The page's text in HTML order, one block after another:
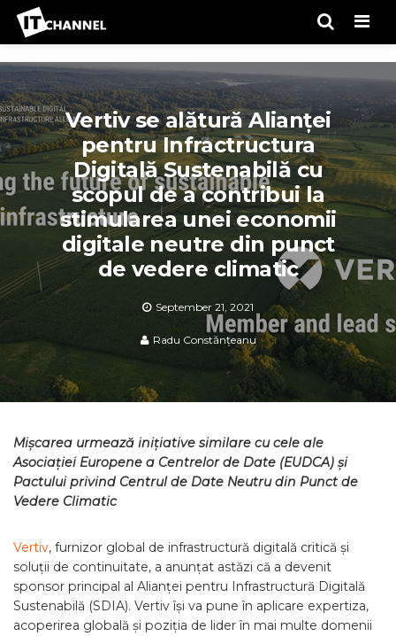
Vertiv se alătură Alianței
pentru Infractructura
Digitală Sustenabilă cu
scopul de a contribui la
stimularea unei economii
digitale neutre din punct
de vedere climatic
September 21, 2021
Radu Constănțeanu
Mișcarea urmează inițiative similare cu cele ale
Asociației Europene a Centrelor de Date (EUDCA) și
Pactului privind Centrul de Date Neutru din Punct de
Vedere Climatic
Vertiv, furnizor global de infrastructură digitală critică și
soluții de continuitate, a anunțat astăzi că a devenit
sponsor principal al Alianței pentru Infrastructură Digitală
Sustenabilă (SDIA). Vertiv își va pune în aplicare expertiza,
acoperirea globală și poziția de lider în mai multe domenii